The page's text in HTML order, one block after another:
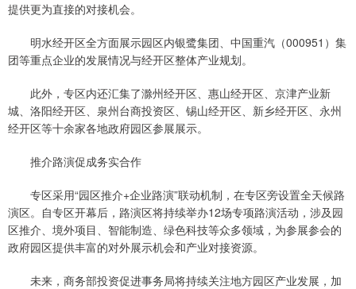
提供更为直接的对接机会。
明水经开区全方面展示园区内银鹭集团、中国重汽（000951）集
团等重点企业的发展情况与经开区整体产业规划。
此外，专区内还汇集了滁州经开区、惠山经开区、京津产业新
城、洛阳经开区、泉州台商投资区、锡山经开区、新乡经开区、永州
经开区等十余家各地政府园区参展展示。
推介路演促成务实合作
专区采用“园区推介+企业路演”联动机制，在专区旁设置全天候路
演区。自专区开幕后，路演区将持续举办12场专项路演活动，涉及园
区推介、境外项目、智能制造、绿色科技等众多领域，为参展参会的
政府园区提供丰富的对外展示机会和产业对接资源。
未来，商务部投资促进事务局将持续关注地方园区产业发展，加